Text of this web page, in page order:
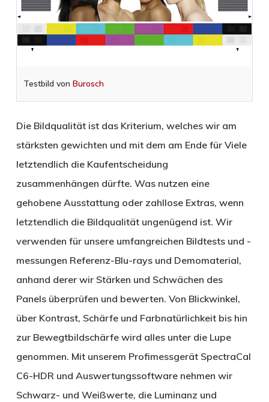
Testbild von Burosch
Die Bildqualität ist das Kriterium, welches wir am
stärksten gewichten und mit dem am Ende für Viele
letztendlich die Kaufentscheidung
zusammenhängen dürfte. Was nutzen eine
gehobene Ausstattung oder zahllose Extras, wenn
letztendlich die Bildqualität ungenügend ist. Wir
verwenden für unsere umfangreichen Bildtests und -
messungen Referenz-Blu-rays und Demomaterial,
anhand derer wir Stärken und Schwächen des
Panels überprüfen und bewerten. Von Blickwinkel,
über Kontrast, Schärfe und Farbnatürlichkeit bis hin
zur Bewegtbildschärfe wird alles unter die Lupe
genommen. Mit unserem Profimessgerät SpectraCal
C6-HDR und Auswertungssoftware nehmen wir
Schwarz- und Weißwerte, die Luminanz und